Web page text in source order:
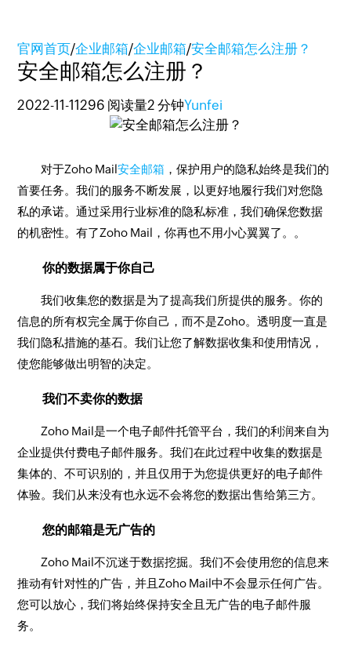
官网首页/企业邮箱/企业邮箱/安全邮箱怎么注册？
安全邮箱怎么注册？
2022-11-11296 阅读量2 分钟Yunfei
对于Zoho Mail安全邮箱 ，保护用户的隐私始终是我们的
首要任务。我们的服务不断发展，以更好地履行我们对您隐
私的承诺。通过采用行业标准的隐私标准，我们确保您数据
的机密性。有了Zoho Mail，你再也不用小心翼翼了。。
你的数据属于你自己
我们收集您的数据是为了提高我们所提供的服务。你的
信息的所有权完全属于你自己，而不是Zoho。透明度一直是
我们隐私措施的基石。我们让您了解数据收集和使用情况，
使您能够做出明智的决定。
我们不卖你的数据
Zoho Mail是一个电子邮件托管平台，我们的利润来自为
企业提供付费电子邮件服务。我们在此过程中收集的数据是
集体的、不可识别的，并且仅用于为您提供更好的电子邮件
体验。我们从来没有也永远不会将您的数据出售给第三方。
您的邮箱是无广告的
Zoho Mail不沉迷于数据挖掘。我们不会使用您的信息来
推动有针对性的广告，并且Zoho Mail中不会显示任何广告。
您可以放心，我们将始终保持安全且无广告的电子邮件服
务。